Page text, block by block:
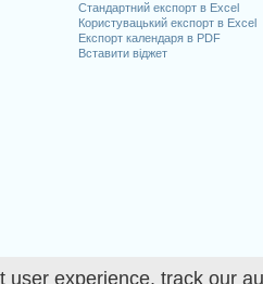
experience, track our
Стандартний експорт в Excel
Користувацький експорт в Excel
Експорт календаря в PDF
Вставити віджет